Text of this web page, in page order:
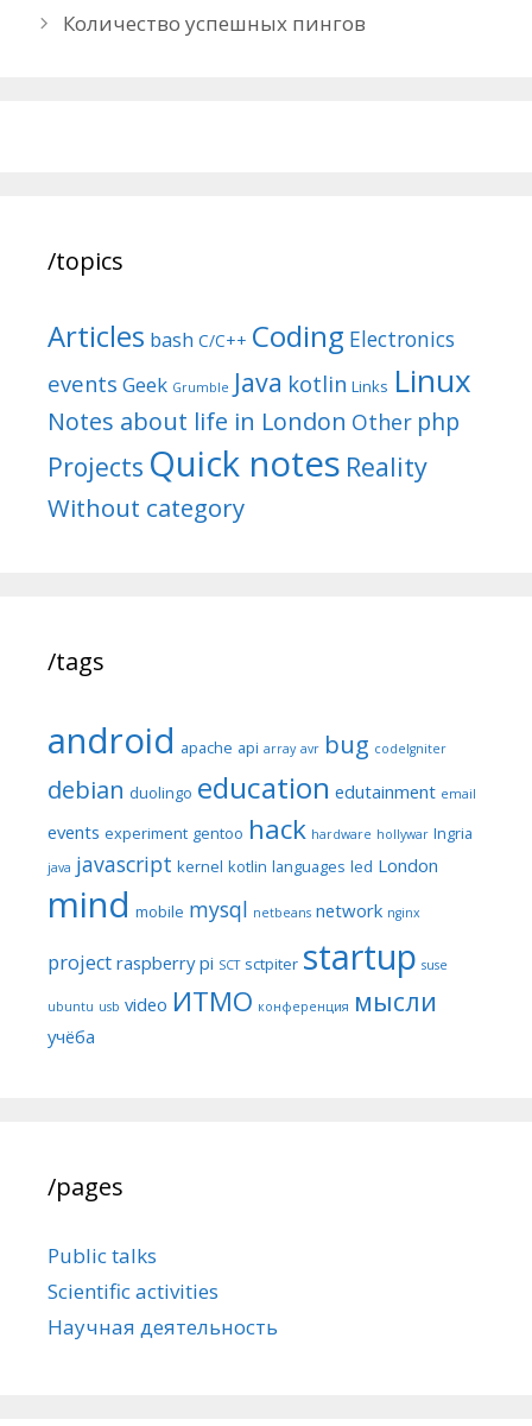
navigation
Количество успешных пингов
/topics
Articles bash C/C++ Coding Electronics
events Geek Grumble Java kotlin Links Linux
Notes about life in London Other php
Projects Quick notes Reality
Without category
/tags
android apache api array avr bug codeIgniter
debian duolingo education edutainment email
events experiment gentoo hack hardware hollywar Ingria
java javascript kernel kotlin languages led London
mind mobile mysql netbeans network nginx
project raspberry pi SCT sctpiter startup suse
ubuntu usb video ИТМО конференция мысли
учёба
/pages
Public talks
Scientific activities
Научная деятельность